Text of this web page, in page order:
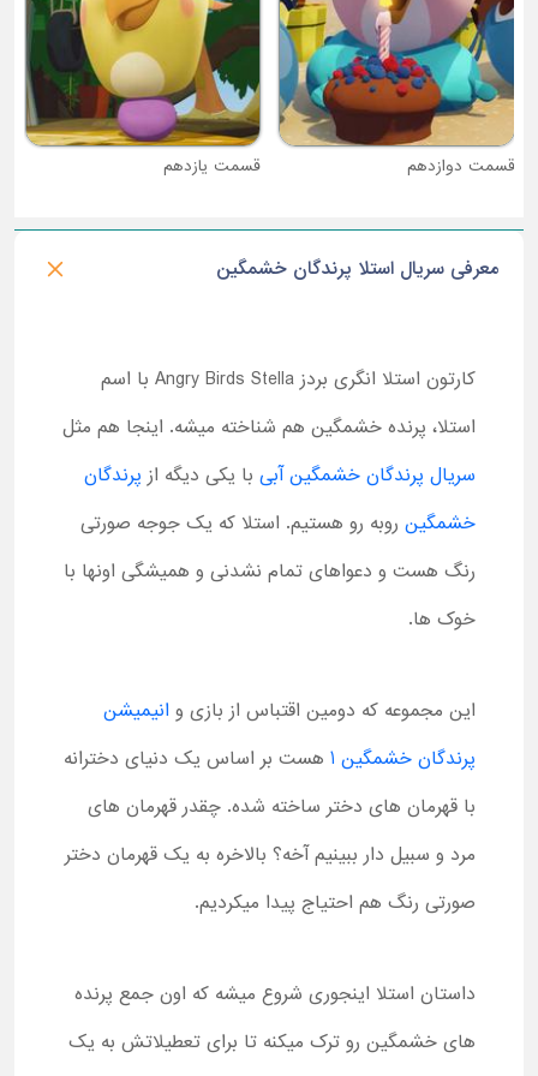
قسمت دوازدهم قسمت یازدهم
معرفی سریال استلا پرندگان خشمگین
کارتون استلا انگری بردز Angry Birds Stella با اسم
استلا، پرنده خشمگین هم شناخته میشه. اینجا هم مثل
سریال پرندگان خشمگین آبی با یکی دیگه از پرندگان
خشمگین روبه رو هستیم. استلا که یک جوجه صورتی
رنگ هست و دعواهای تمام نشدنی و همیشگی اونها با
خوک ها.
این مجموعه که دومین اقتباس از بازی و انیمیشن
پرندگان خشمگین 1
هست بر اساس یک دنیای دخترانه
با قهرمان های دختر ساخته شده. چقدر قهرمان های
مرد و سبیل دار ببینیم آخه؟ بالاخره به یک قهرمان دختر
صورتی رنگ هم احتیاج پیدا میکردیم.
داستان استلا اینجوری شروع میشه که اون جمع پرنده
های خشمگین رو ترک میکنه تا برای تعطیلاتش به یک